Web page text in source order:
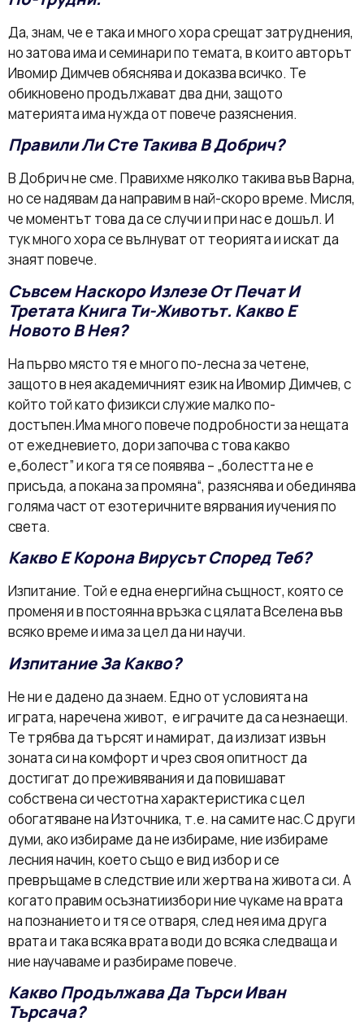
Да, знам, че е така и много хора срещат затруднения,
но затова има и семинари по темата, в които авторът
Ивомир Димчев обяснява и доказва всичко. Те
обикновено продължават два дни, защото
материята има нужда от повече разяснения.
Правили Ли Сте Такива В Добрич?
В Добрич не сме. Правихме няколко такива във Варна,
но се надявам да направим в най-скоро време. Мисля,
че моментът това да се случи и при нас е дошъл. И
тук много хора се вълнуват от теорията и искат да
знаят повече.
Съвсем Наскоро Излезе От Печат И
Третата Книга Ти-Животът. Какво Е
Новото В Нея?
На първо място тя е много по-лесна за четене,
защото в нея академичният език на Ивомир Димчев, с
който той като физикси служие малко по-
достъпен.Има много повече подробности за нещата
от ежедневието, дори започва с това какво
е„болест” и кога тя се появява – „болестта не е
присъда, а покана за промяна“, разяснява и обединява
голяма част от езотеричните вярвания иучения по
света.
Какво Е Корона Вирусът Според Теб?
Изпитание. Той е една енергийна същност, която се
променя и в постоянна връзка с цялата Вселена във
всяко време и има за цел да ни научи.
Изпитание За Какво?
Не ни е дадено да знаем. Едно от условията на
играта, наречена живот, е играчите да са незнаещи.
Те трябва да търсят и намират, да излизат извън
зоната си на комфорт и чрез своя опитност да
достигат до преживявания и да повишават
собствена си честотна характеристика с цел
обогатяване на Източника, т.е. на самите нас.С други
думи, ако избираме да не избираме, ние избираме
лесния начин, което също е вид избор и се
превръщаме в следствие или жертва на живота си. А
когато правим осъзнатиизбори ние чукаме на врата
на познанието и тя се отваря, след нея има друга
врата и така всяка врата води до всяка следваща и
ние научаваме и разбираме повече.
Какво Продължава Да Търси Иван
Търсача?